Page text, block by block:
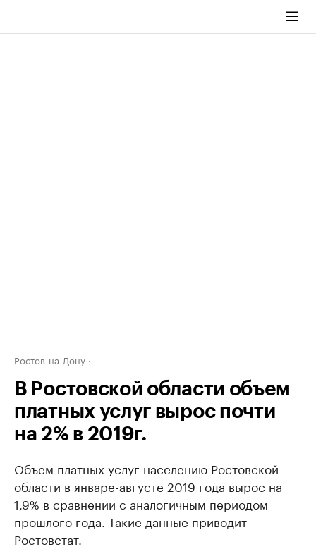
Ростов-на-Дону
В Ростовской области объем
платных услуг вырос почти
на 2% в 2019г.
Объем платных услуг населению Ростовской
области в январе-августе 2019 года вырос на
1,9% в сравнении с аналогичным периодом
прошлого года. Такие данные приводит
Ростовстат.